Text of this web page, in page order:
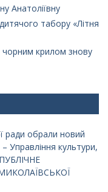
Анатоліївну
табору «Літня
чорним крилом знову
ради обрали новий
Управління культури,
ПУБЛІЧНЕ